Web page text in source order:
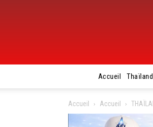
Accueil
Accueil Accueil